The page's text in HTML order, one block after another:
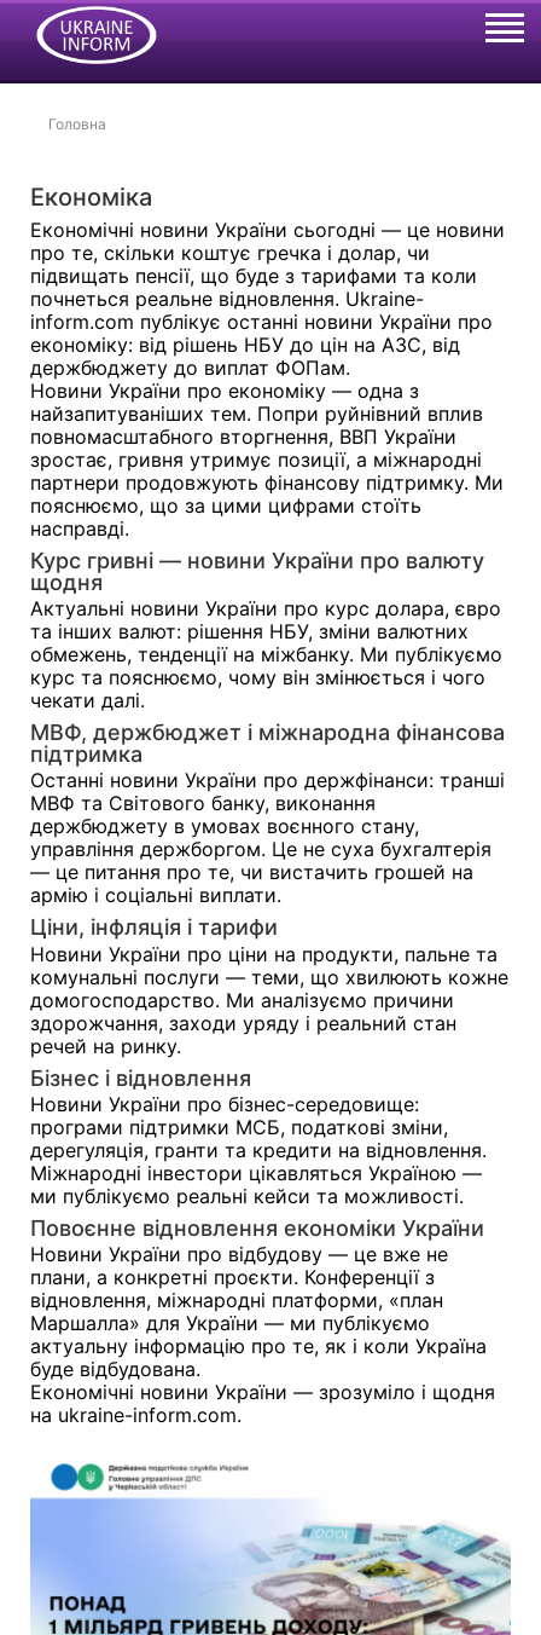
Головна
Економіка
Економічні новини України сьогодні — це новини
про те, скільки коштує гречка і долар, чи
підвищать пенсії, що буде з тарифами та коли
почнеться реальне відновлення. Ukraine-
inform.com публікує останні новини України про
економіку: від рішень НБУ до цін на АЗС, від
держбюджету до виплат ФОПам.
Новини України про економіку — одна з
найзапитуваніших тем. Попри руйнівний вплив
повномасштабного вторгнення, ВВП України
зростає, гривня утримує позиції, а міжнародні
партнери продовжують фінансову підтримку. Ми
пояснюємо, що за цими цифрами стоїть
насправді.
Курс гривні — новини України про валюту
щодня
Актуальні новини України про курс долара, євро
та інших валют: рішення НБУ, зміни валютних
обмежень, тенденції на міжбанку. Ми публікуємо
курс та пояснюємо, чому він змінюється і чого
чекати далі.
МВФ, держбюджет і міжнародна фінансова
підтримка
Останні новини України про держфінанси: транші
МВФ та Світового банку, виконання
держбюджету в умовах воєнного стану,
управління держборгом. Це не суха бухгалтерія
— це питання про те, чи вистачить грошей на
армію і соціальні виплати.
Ціни, інфляція і тарифи
Новини України про ціни на продукти, пальне та
комунальні послуги — теми, що хвилюють кожне
домогосподарство. Ми аналізуємо причини
здорожчання, заходи уряду і реальний стан
речей на ринку.
Бізнес і відновлення
Новини України про бізнес-середовище:
програми підтримки МСБ, податкові зміни,
дерегуляція, гранти та кредити на відновлення.
Міжнародні інвестори цікавляться Україною —
ми публікуємо реальні кейси та можливості.
Повоєнне відновлення економіки України
Новини України про відбудову — це вже не
плани, а конкретні проєкти. Конференції з
відновлення, міжнародні платформи, «план
Маршалла» для України — ми публікуємо
актуальну інформацію про те, як і коли Україна
буде відбудована.
Економічні новини України — зрозуміло і щодня
на ukraine-inform.com.